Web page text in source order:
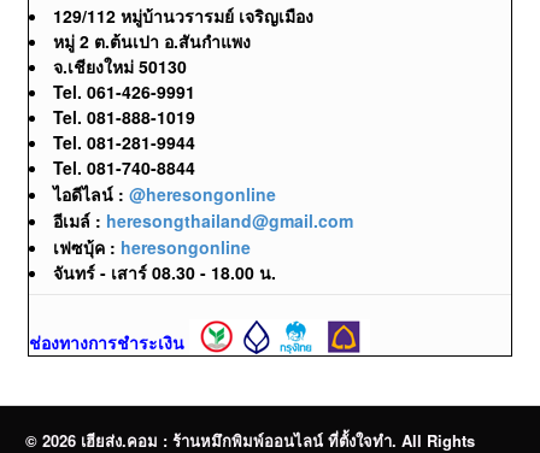
129/112 หมู่บ้านวรารมย์ เจริญเมือง
หมู่ 2 ต.ต้นเปา อ.สันกำแพง
จ.เชียงใหม่ 50130
Tel. 061-426-9991
Tel. 081-888-1019
Tel. 081-281-9944
Tel. 081-740-8844
ไอดีไลน์ : @heresongonline
อีเมล์ : heresongthailand@gmail.com
เฟซบุ้ค : heresongonline
จันทร์ - เสาร์ 08.30 - 18.00 น.
ช่องทางการชำระเงิน
© 2026 เฮียส่ง.คอม : ร้านหมึกพิมพ์ออนไลน์ ที่ตั้งใจทำ. All Rights